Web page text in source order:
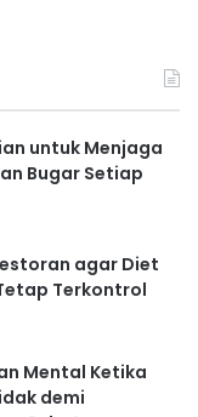
untuk Menjaga
Bugar Setiap
agar Diet
Terkontrol
Mental Ketika
demi